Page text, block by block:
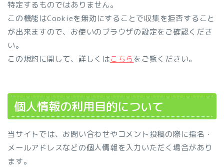
特定するものではありません。
この機能はCookieを無効にすることで収集を拒否すること
が出来ますので、お使いのブラウザの設定をご確認くださ
い。
この規約に関して、詳しくはこちら をご覧ください。
個人情報の利用目的について
当サイトでは、お問い合わせやコメント投稿の際に指名・
メールアドレスなどの個人情報を入力いただく場合があり
ます。